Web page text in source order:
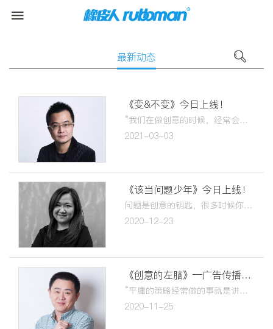
最新动态
《变&不变》今日上线！
“我们在做创意的时候，经常会被客户灵魂拷问。客户说，你的idea谁都能用，我们品牌需要独一无二的东西。那么，如何去打造一个无二的品牌？”
2021-03-03
《该当问题少年》今日上线！
问题是创意的钥匙，很多时候你找对了问题，事情就迎刃而解了。我想跟大家讨论一个问题：看懂创意。当你看到一个广告的时候，是否明白它的创意是什么？
2020-12-23
《创意的左脑》—广告传播中的策略思考 今日上线！
“平庸的策略经常做的事就是讲正确的废话。最成功的广告，是出彩的创意加上有效的策略。策略就是，除了这件事以外，别的事都可以不做”。
2020-11-25